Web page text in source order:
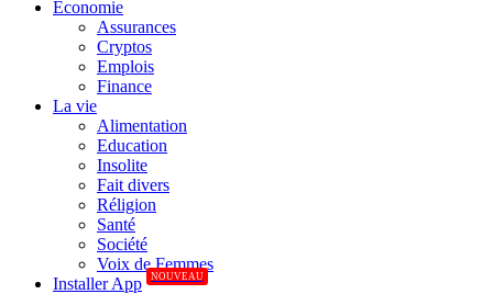
Economie
Assurances
Cryptos
Emplois
Finance
La vie
Alimentation
Education
Insolite
Fait divers
Réligion
Santé
Société
Voix de Femmes
Installer App
NOUVEAU